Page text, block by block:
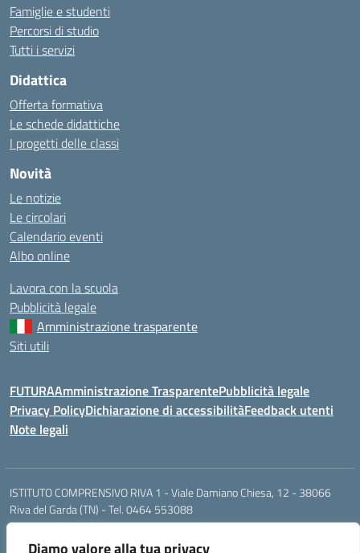
Diamo valore alla tua privacy
Famiglie e studenti
Percorsi di studio
Tutti i servizi
Didattica
Offerta formativa
Le schede didattiche
I progetti delle classi
Novità
Le notizie
Le circolari
Calendario eventi
Albo online
Lavora con la scuola
Pubblicità legale
Amministrazione trasparente
Siti utili
FUTURAAmministrazione TrasparentePubblicità legale
Privacy PolicyDichiarazione di accessibilitàFeedback utenti
Note legali
ISTITUTO COMPRENSIVO RIVA 1 - Viale Damiano Chiesa, 12 - 38066
Riva del Garda (TN) - Tel. 0464 553088
segr.riva1@scuole.provincia.tn.it / riva1@pec.provincia.tn.it
Cod. Mecc. TNIC841001 - Cod. Fisc. 93013000224